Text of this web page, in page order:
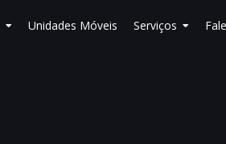
Unidades Móveis Serviços